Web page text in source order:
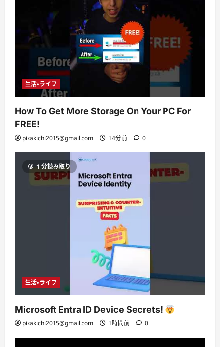
生活・ライフ
How To Get More Storage On Your PC For
FREE!
pikakichi2015@gmail.com 14分前 0
1 分読み取り
生活・ライフ
Microsoft Entra ID Device Secrets!
pikakichi2015@gmail.com 1時間前 0